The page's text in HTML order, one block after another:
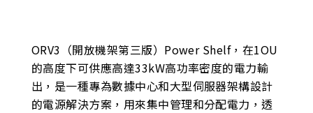
ORV3（開放機架第三版）Power Shelf，在1OU
的高度下可供應高達33kW高功率密度的電力輸
出，是一種專為數據中心和大型伺服器架構設計
的電源解決方案，用來集中管理和分配電力，透